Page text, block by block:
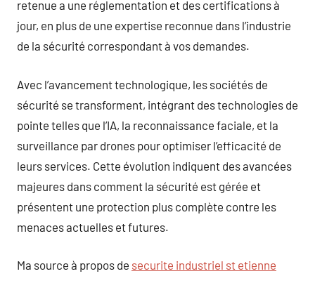
retenue a une réglementation et des certifications à
jour, en plus de une expertise reconnue dans l’industrie
de la sécurité correspondant à vos demandes.
Avec l’avancement technologique, les sociétés de
sécurité se transforment, intégrant des technologies de
pointe telles que l’IA, la reconnaissance faciale, et la
surveillance par drones pour optimiser l’efficacité de
leurs services. Cette évolution indiquent des avancées
majeures dans comment la sécurité est gérée et
présentent une protection plus complète contre les
menaces actuelles et futures.
Ma source à propos de securite industriel st etienne